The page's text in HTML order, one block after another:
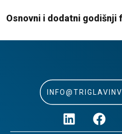
Osnovni i dodatni godišnji